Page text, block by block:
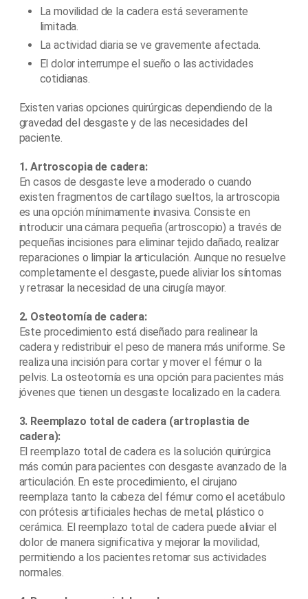
La movilidad de la cadera está severamente
limitada.
La actividad diaria se ve gravemente afectada.
El dolor interrumpe el sueño o las actividades
cotidianas.
Existen varias opciones quirúrgicas dependiendo de la
gravedad del desgaste y de las necesidades del
paciente.
1. Artroscopia de cadera:
En casos de desgaste leve a moderado o cuando
existen fragmentos de cartílago sueltos, la artroscopia
es una opción mínimamente invasiva. Consiste en
introducir una cámara pequeña (artroscopio) a través de
pequeñas incisiones para eliminar tejido dañado, realizar
reparaciones o limpiar la articulación. Aunque no resuelve
completamente el desgaste, puede aliviar los síntomas
y retrasar la necesidad de una cirugía mayor.
2. Osteotomía de cadera:
Este procedimiento está diseñado para realinear la
cadera y redistribuir el peso de manera más uniforme. Se
realiza una incisión para cortar y mover el fémur o la
pelvis. La osteotomía es una opción para pacientes más
jóvenes que tienen un desgaste localizado en la cadera.
3. Reemplazo total de cadera (artroplastia de
cadera):
El reemplazo total de cadera es la solución quirúrgica
más común para pacientes con desgaste avanzado de la
articulación. En este procedimiento, el cirujano
reemplaza tanto la cabeza del fémur como el acetábulo
con prótesis artificiales hechas de metal, plástico o
cerámica. El reemplazo total de cadera puede aliviar el
dolor de manera significativa y mejorar la movilidad,
permitiendo a los pacientes retomar sus actividades
normales.